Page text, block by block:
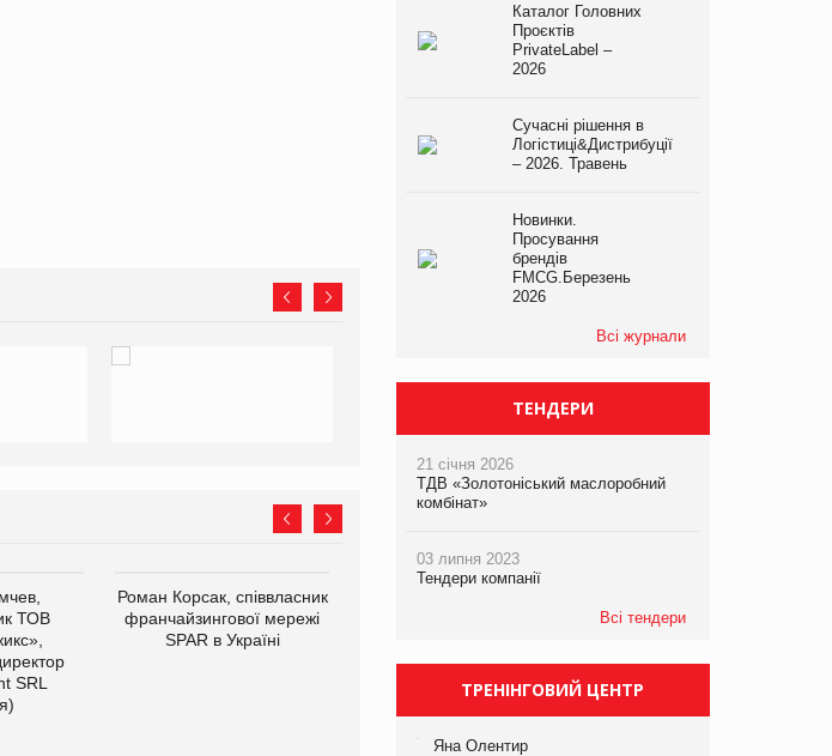
ТОВ
SRL
Роман Корсак, співвласник
франчайзингової мережі
SPAR в Україні
виробництва
компанії «УкраМарин»
Каталог Головних
Проєктів
PrivateLabel –
2026
Сучасні рішення в
Логістиці&Дистрибуції
– 2026. Травень
Новинки.
Просування
брендів
FMCG.Березень
2026
Всі журнали
ТЕНДЕРИ
21 січня 2026
ТДВ «Золотоніський маслоробний
комбінат»
03 липня 2023
Тендери компанії
Всі тендери
ТРЕНІНГОВИЙ ЦЕНТР
Яна Олентир